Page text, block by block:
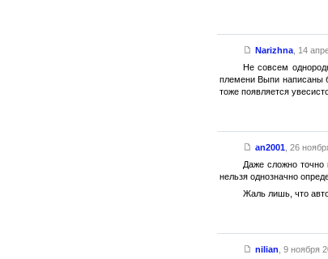
Narizhna, 14
Не совсем
племени Выпи написаны
тоже появляется
an2001, 26
Даже сложно точно
нельзя однозначно
Жаль лишь, что
nilian 9 ноября